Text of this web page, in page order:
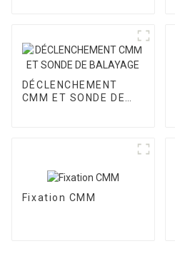
DÉCLENCHEMENT
CMM ET SONDE DE
Fixation CMM